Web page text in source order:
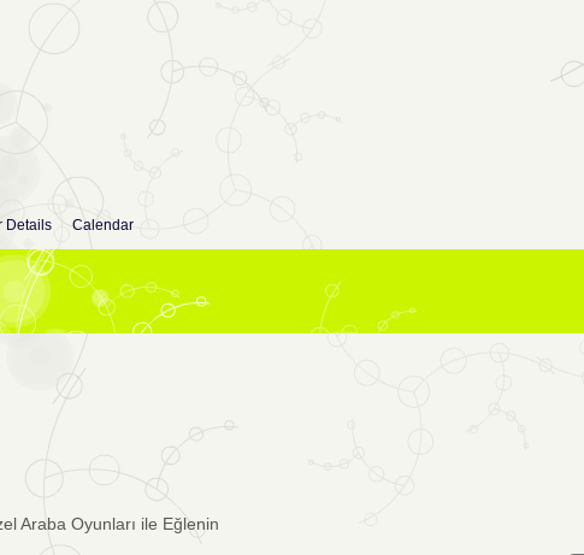
Details Calendar
Araba Oyunları ile Eğlenin